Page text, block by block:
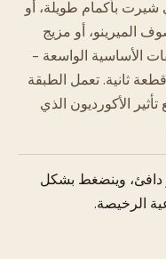
شيرت بأكمام طويلة، أو
الميرينو، أو مزيج
الأساسية الواسعة -
ثانية. تعمل الطبقة
الأكورديون الذي
دافئ، وينضغط بشكل
الرخيصة.